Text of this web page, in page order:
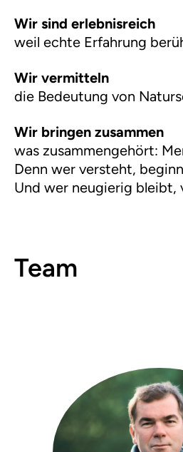
Wir sind erlebnisreich
weil echte Erfahrung
Wir vermitteln
die Bedeutung von
Wir bringen zusammen
was zusammengehört:
Denn wer versteht,
Und wer neugierig bleibt,
Team